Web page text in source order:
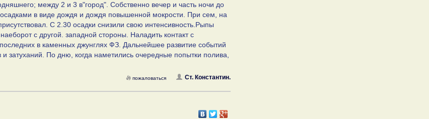
между 2 и 3 в"город". Собственно вечер и часть ночи до
в виде дождя и дождя повышенной мокрости. При сем, на
С 2.30 осадки снизили свою интенсивность.Рыпы
с другой. западной стороны. Наладить контакт с
в каменных джунглях ФЗ. Дальнейшее развитие событий
затуханий. По дню, когда наметились очередные попытки полива,
Ст. Константин.
пожаловаться